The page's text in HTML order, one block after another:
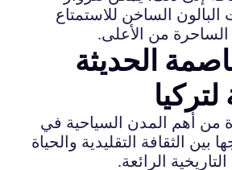
البالون الساخن للاستمتاع
الساحرة من الأعلى.
الحديثة
لتركيا
من أهم المدن السياحية في
بين الثقافة التقليدية والحياة
الرائعة.